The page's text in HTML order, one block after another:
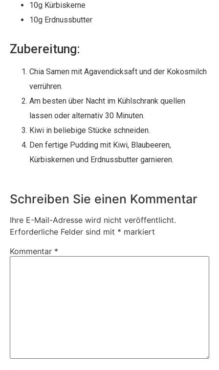
10g Kürbiskerne
10g Erdnussbutter
Zubereitung:
Chia Samen mit Agavendicksaft und der Kokosmilch
verrühren.
Am besten über Nacht im Kühlschrank quellen
lassen oder alternativ 30 Minuten.
Kiwi in beliebige Stücke schneiden.
Den fertige Pudding mit Kiwi, Blaubeeren,
Kürbiskernen und Erdnussbutter garnieren.
Schreiben Sie einen Kommentar
Ihre E-Mail-Adresse wird nicht veröffentlicht.
Erforderliche Felder sind mit * markiert
Kommentar *